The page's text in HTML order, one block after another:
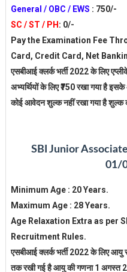
General / OBC / EWS : 750/-
SC / ST / PH : 0/-
Pay the Examination Fee
Card, Credit Card, Net
एसबीआई क्लर्क भर्ती 2022 के लिए
अभ्यर्थियों के लिए ₹750 रखा गया है
कोई आवेदन शुल्क नहीं रखा गया है शुल्क
SBI Junior
01/
Minimum Age : 20 Years.
Maximum Age : 28 Years.
Age Relaxation Extra as per
Recruitment Rules.
एसबीआई क्लर्क भर्ती 2022 के लिए आयु
तक रखी गई है आयु की गणना 1 अगस्त